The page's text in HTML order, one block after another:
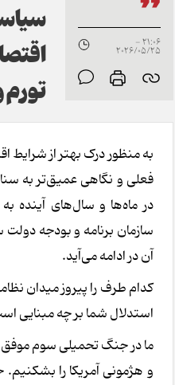
21:06 -
2026/05/25
تورم
به منظور درک بهتر از
فعلی و نگاهی عمیق‌تر به
در ماه‌ها و سال‌های آینده
سازمان برنامه و بودجه
آن در ادامه می‌آید.
کدام طرف را پیروز میدان
استدلال شما بر چه مبنایی
ما در جنگ تحمیلی سوم
و هژمونی آمریکا را